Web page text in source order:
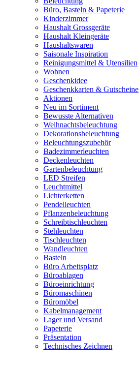
Büro, Basteln & Papeterie
Kinderzimmer
Haushalt Grossgeräte
Haushalt Kleingeräte
Haushaltswaren
Saisonale Inspiration
Reinigungsmittel & Utensilien
Wohnen
Geschenkidee
Geschenkkarten & Gutscheine
Aktionen
Neu im Sortiment
Bewusste Alternativen
Weihnachtsbeleuchtung
Dekorationsbeleuchtung
Beleuchtungszubehör
Badezimmerleuchten
Deckenleuchten
Gartenbeleuchtung
LED Streifen
Leuchtmittel
Lichterketten
Pendelleuchten
Pflanzenbeleuchtung
Schreibtischleuchten
Stehleuchten
Tischleuchten
Wandleuchten
Basteln
Büro Arbeitsplatz
Büroablagen
Büroeinrichtung
Büromaschinen
Büromöbel
Kabelmanagement
Lager und Versand
Papeterie
Präsentation
Technisches Zeichnen